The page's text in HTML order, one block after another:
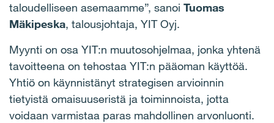
taloudelliseen asemaamme”, sanoi Tuomas
Mäkipeska, talousjohtaja, YIT Oyj.
Myynti on osa YIT:n muutosohjelmaa, jonka yhtenä
tavoitteena on tehostaa YIT:n pääoman käyttöä.
Yhtiö on käynnistänyt strategisen arvioinnin
tietyistä omaisuuseristä ja toiminnoista, jotta
voidaan varmistaa paras mahdollinen arvonluonti.